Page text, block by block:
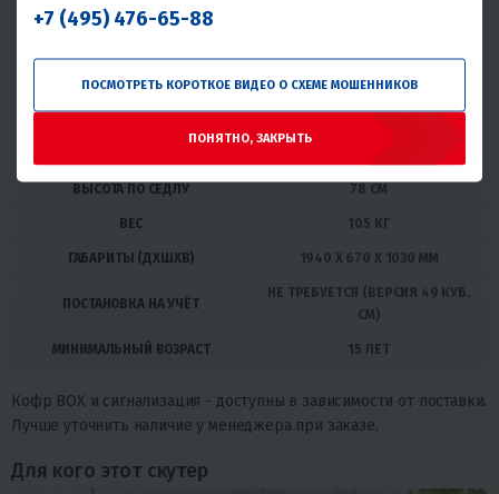
ОБЪЁМ БАКА
МАКСИМАЛЬНАЯ НАГРУЗКА ДО 250 КГ
ВЫСОТА ПО СЕДЛУ 78 СМ
ВЕС 105 КГ
ГАБАРИТЫ (ДXШXВ) 1940 X 670 X 1030 ММ
ПОСТАНОВКА НА УЧЁТ
НЕ ТРЕБУЕТСЯ (ВЕРСИЯ 49 КУБ.
СМ)
МИНИМАЛЬНЫЙ ВОЗРАСТ 15 ЛЕТ
Кофр BOX и сигнализация - доступны в зависимости от поставки.
Лучше уточнить наличие у менеджера при заказе.
Для кого этот скутер
+7 (495) 476-65-88
ПОСМОТРЕТЬ КОРОТКОЕ ВИДЕО О СХЕМЕ МОШЕННИКОВ
ПОНЯТНО, ЗАКРЫТЬ